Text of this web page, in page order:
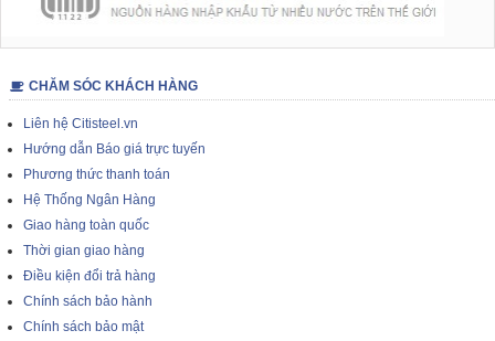
CHĂM SÓC KHÁCH HÀNG
Liên hệ Citisteel.vn
Hướng dẫn Báo giá trực tuyến
Phương thức thanh toán
Hệ Thống Ngân Hàng
Giao hàng toàn quốc
Thời gian giao hàng
Điều kiện đổi trả hàng
Chính sách bảo hành
Chính sách bảo mật